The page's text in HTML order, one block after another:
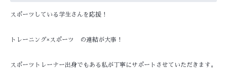
スポーツしている学生さんを応援！
トレーニング×スポーツ の連結が大事！
スポーツトレーナー出身でもある私が丁寧にサポートさせていただきます。